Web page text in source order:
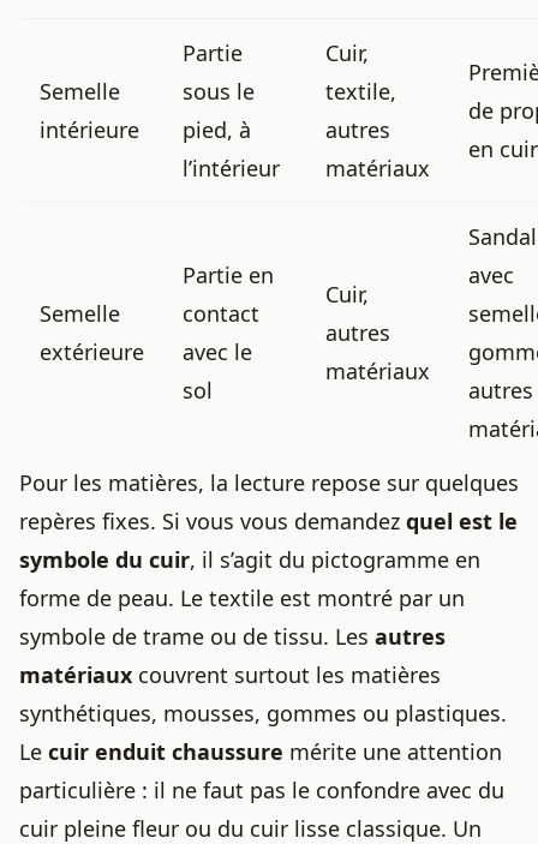
Semelle
intérieure
Partie
sous le
pied, à
l’intérieur
Cuir,
textile,
autres
matériaux
de
en cuir
Semelle
extérieure
Partie en
contact
avec le
sol
Cuir,
autres
matériaux
avec
autres
Pour les matières, la lecture repose sur quelques
repères fixes. Si vous vous demandez quel est le
symbole du cuir, il s’agit du pictogramme en
forme de peau. Le textile est montré par un
symbole de trame ou de tissu. Les autres
matériaux couvrent surtout les matières
synthétiques, mousses, gommes ou plastiques.
Le cuir enduit chaussure mérite une attention
particulière : il ne faut pas le confondre avec du
cuir pleine fleur ou du cuir lisse classique. Un